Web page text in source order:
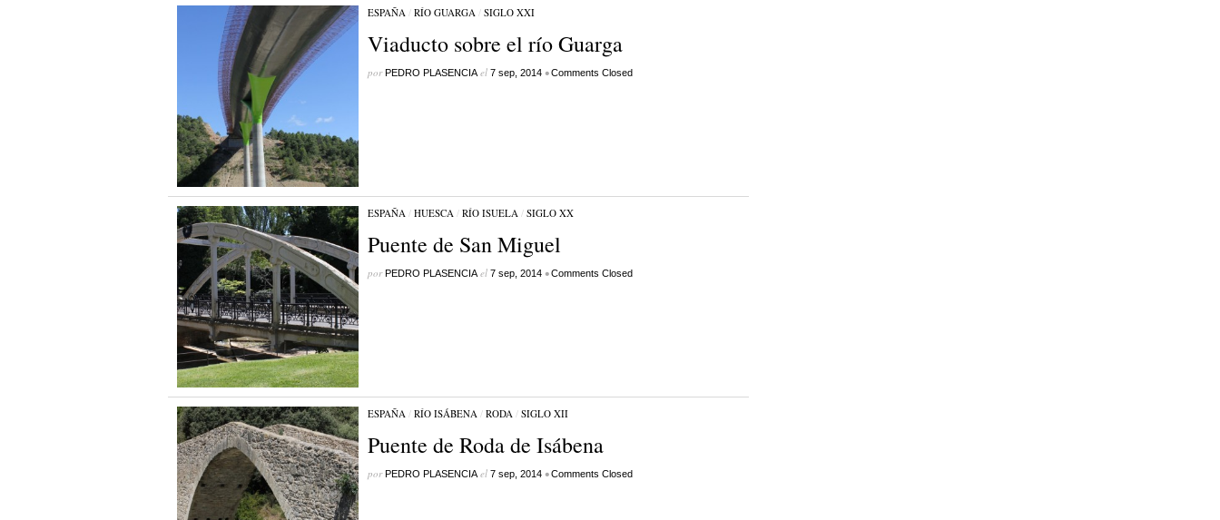
ESPAÑA/ RÍO GUARGA/ SIGLO XXI
Viaducto sobre el río Guarga
porPEDRO PLASENCIAel 7 sep, 2014 •Comments Closed
ESPAÑA/ HUESCA/ RÍO ISUELA/ SIGLO XX
Puente de San Miguel
porPEDRO PLASENCIAel 7 sep, 2014 •Comments Closed
ESPAÑA/ RÍO ISÁBENA/ RODA/ SIGLO XII
Puente de Roda de Isábena
porPEDRO PLASENCIAel 7 sep, 2014 •Comments Closed